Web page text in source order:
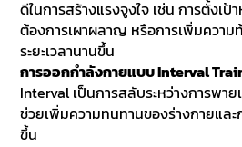
ดีในการสร้างแรงจูงใจ เช่น การตั้งเ
ต้องการเผาผลาญ หรือการเพิ่มความ
ระยะเวลานานขึ้น
การออกกำลังกายแบบ Interval
Interval เป็นการสลับระหว่างการพาย
ช่วยเพิ่มความทนทานของร่างกายแล
ขึ้น